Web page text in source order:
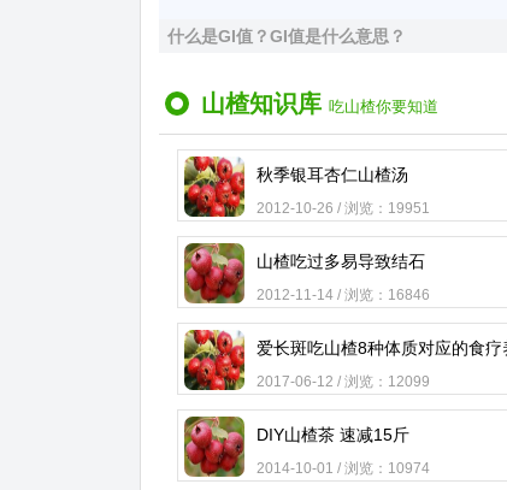
什么是GI值？GI值是什么意思？
山楂知识库 吃山楂你要知道
秋季银耳杏仁山楂汤
2012-10-26 / 浏览：19951
山楂吃过多易导致结石
2012-11-14 / 浏览：16846
爱长斑吃山楂8种体质对应的食疗
2017-06-12 / 浏览：12099
DIY山楂茶 速减15斤
2014-10-01 / 浏览：10974